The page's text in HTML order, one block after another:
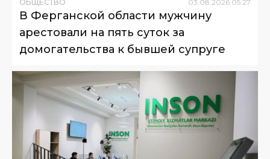
ОБЩЕСТВО 03 08 2026 05:27
В Ферганской области мужчину
арестовали на пять суток за
домогательства к бывшей супруге